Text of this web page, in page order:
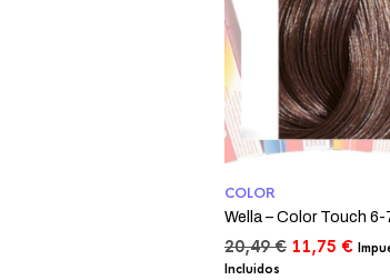
COLOR
Wella – Color Touch 6-
20,49€ El
11,75 €El
Incluidos